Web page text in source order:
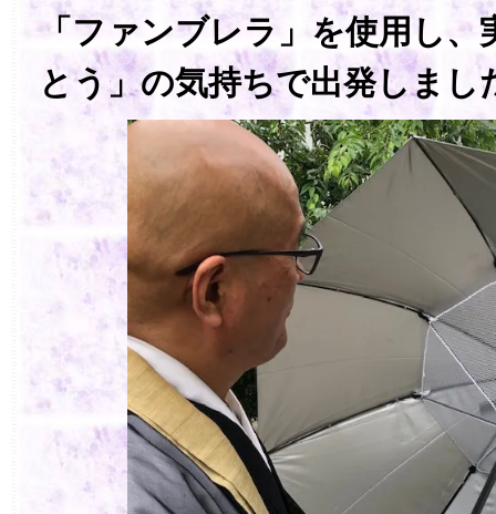
「ファンブレラ」を使用し、
とう」の気持ちで出発しまし